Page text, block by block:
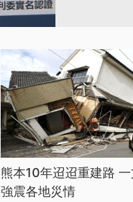
熊本10年迢迢重建路
強震各地災情